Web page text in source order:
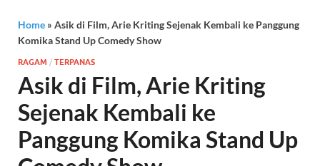
Home » Asik di Film, Arie Kriting Sejenak Kembali ke Panggung
Komika Stand Up Comedy Show
RAGAM / TERPANAS
Asik di Film, Arie Kriting
Sejenak Kembali ke
Panggung Komika Stand Up